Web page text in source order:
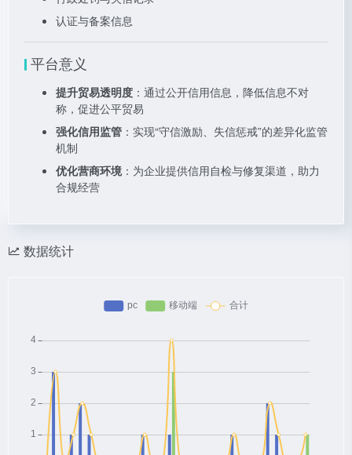
认证与备案信息
平台意义
提升贸易透明度 ：通过公开信用信息，降低信息不对
称，促进公平贸易
强化信用监管 ：实现“守信激励、失信惩戒”的差异化监管
机制
优化营商环境 ：为企业提供信用自检与修复渠道，助力
合规经营
数据统计